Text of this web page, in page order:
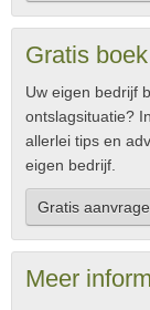
Gratis
Uw eigen bedrijf
ontslagsituatie?
allerlei tips en
eigen bedrijf.
Gratis
Meer